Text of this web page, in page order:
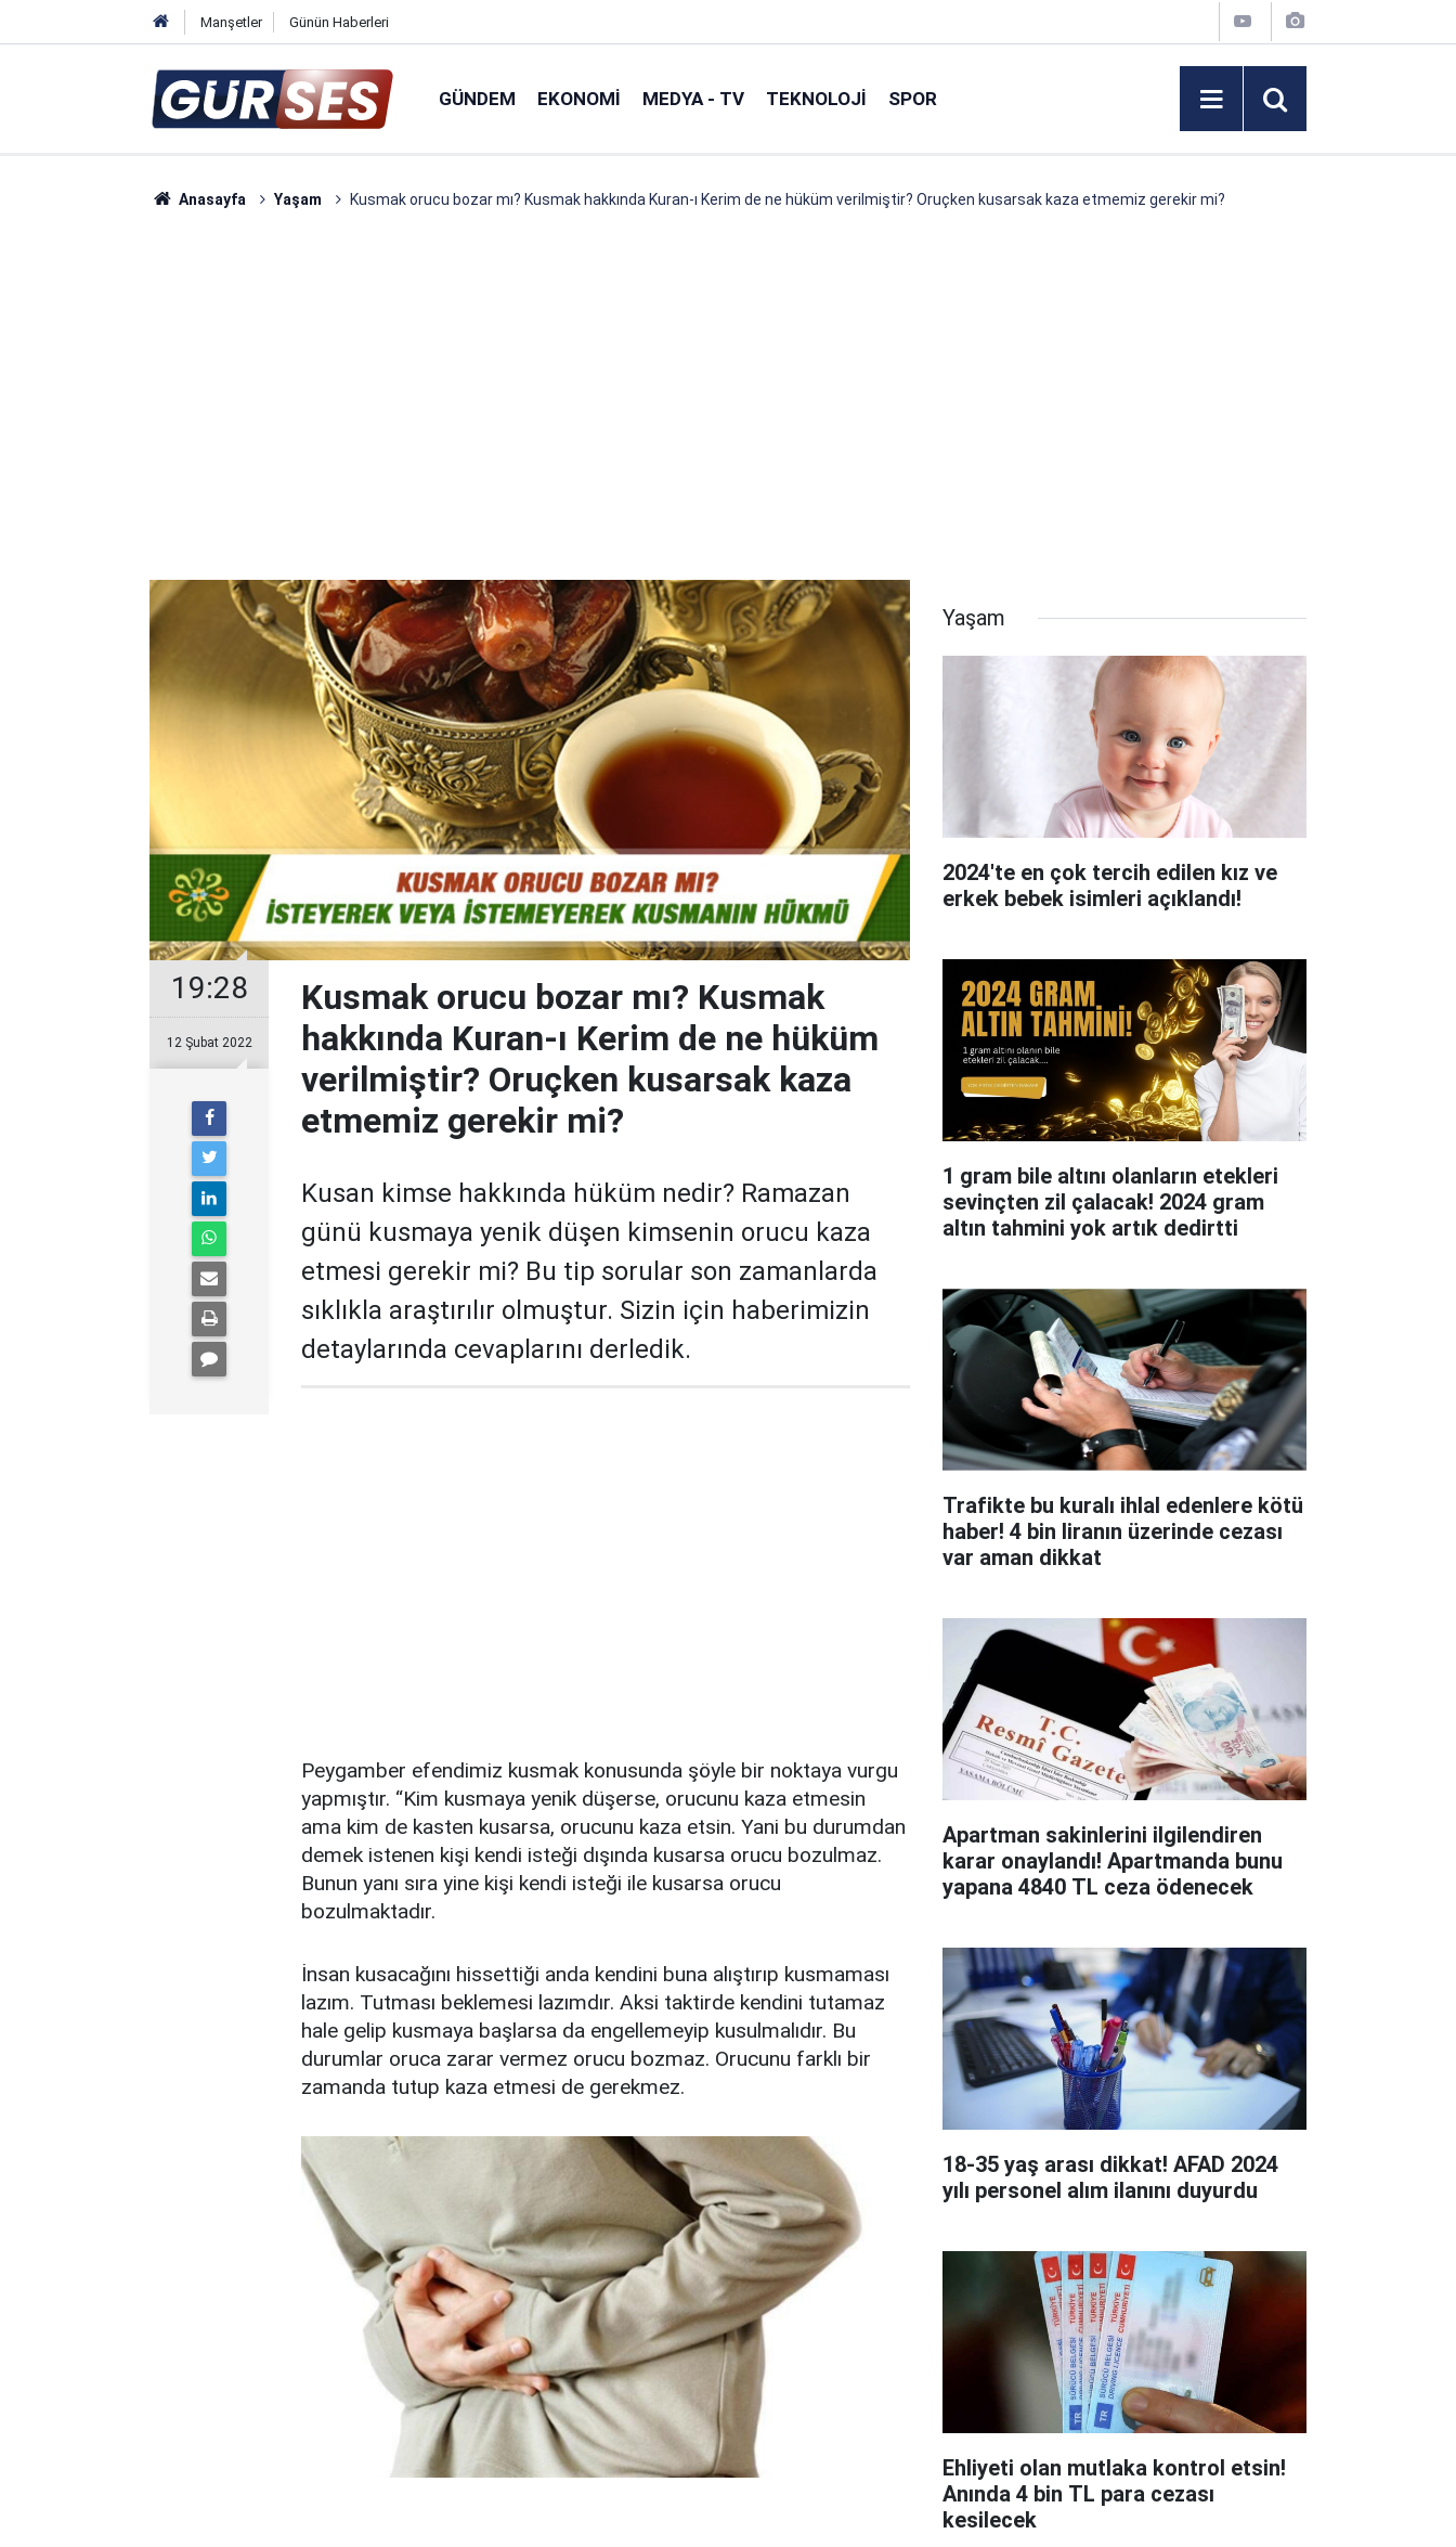
Manşetler Günün Haberleri
GÜNDEM EKONOMI MEDYA - TV TEKNOLOJI SPOR
Anasayfa Yaşam Kusmak orucu bozar mı? Kusmak hakkında Kuran-ı Kerim de ne hüküm verilmiştir? Oruçken kusarsak kaza etmemiz gerekir mi?
19:28
12 Şubat 2022
Kusmak orucu bozar mı? Kusmak
hakkında Kuran-ı Kerim de ne hüküm
verilmiştir? Oruçken kusarsak kaza
etmemiz gerekir mi?
Kusan kimse hakkında hüküm nedir? Ramazan
günü kusmaya yenik düşen kimsenin orucu kaza
etmesi gerekir mi? Bu tip sorular son zamanlarda
sıklıkla araştırılır olmuştur. Sizin için haberimizin
detaylarında cevaplarını derledik.
Peygamber efendimiz kusmak konusunda şöyle bir noktaya vurgu
yapmıştır. “Kim kusmaya yenik düşerse, orucunu kaza etmesin
ama kim de kasten kusarsa, orucunu kaza etsin. Yani bu durumdan
demek istenen kişi kendi isteği dışında kusarsa orucu bozulmaz.
Bunun yanı sıra yine kişi kendi isteği ile kusarsa orucu
bozulmaktadır.
İnsan kusacağını hissettiği anda kendini buna alıştırıp kusmaması
lazım. Tutması beklemesi lazımdır. Aksi taktirde kendini tutamaz
hale gelip kusmaya başlarsa da engellemeyip kusulmalıdır. Bu
durumlar oruca zarar vermez orucu bozmaz. Orucunu farklı bir
zamanda tutup kaza etmesi de gerekmez.
Yaşam
2024'te en çok tercih edilen kız ve
erkek bebek isimleri açıklandı!
1 gram bile altını olanların etekleri
sevinçten zil çalacak! 2024 gram
altın tahmini yok artık dedirtti
Trafikte bu kuralı ihlal edenlere kötü
haber! 4 bin liranın üzerinde cezası
var aman dikkat
Apartman sakinlerini ilgilendiren
karar onaylandı! Apartmanda bunu
yapana 4840 TL ceza ödenecek
18-35 yaş arası dikkat! AFAD 2024
yılı personel alım ilanını duyurdu
Ehliyeti olan mutlaka kontrol etsin!
Anında 4 bin TL para cezası
kesilecek